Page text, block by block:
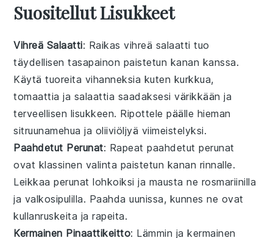
Suositellut Lisukkeet
Vihreä Salaatti: Raikasvihreä salaatti tuo
täydellisen tasapainon paistetun kanan kanssa.
Käytätuoreita vihanneksia kuten kurkkua,
tomaattia ja salaattia saadaksesi värikkään ja
terveellisen lisukkeen. Ripottele päälle hieman
sitruunamehua ja oliiviöljyä viimeistelyksi.
Paahdetut Perunat: Rapeatpaahdetut perunat
ovat klassinen valinta paistetun kanan rinnalle.
Leikkaaperunat lohkoiksi ja mausta ne rosmariinilla
ja valkosipulilla. Paahda uunissa, kunnes ne ovat
kullanruskeita ja rapeita.
Kermainen Pinaattikeitto: Lämmin jakermainen